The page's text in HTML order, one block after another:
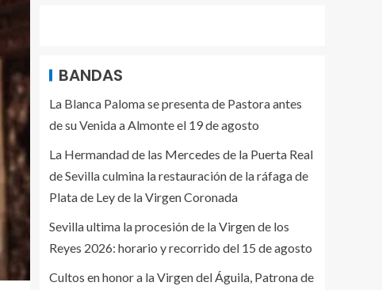
BANDAS
La Blanca Paloma se presenta de Pastora antes
de su Venida a Almonte el 19 de agosto
La Hermandad de las Mercedes de la Puerta Real
de Sevilla culmina la restauración de la ráfaga de
Plata de Ley de la Virgen Coronada
Sevilla ultima la procesión de la Virgen de los
Reyes 2026: horario y recorrido del 15 de agosto
Cultos en honor a la Virgen del Águila, Patrona de